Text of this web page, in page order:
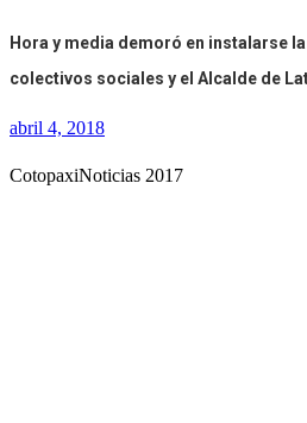
Hora y media demoró en instalarse
colectivos sociales y el Alcalde de
abril 4, 2018
CotopaxiNoticias 2017